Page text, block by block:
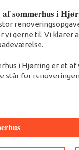
sommerhus i
vi gerne til. Vi klarer
i Hjørring er et
står for